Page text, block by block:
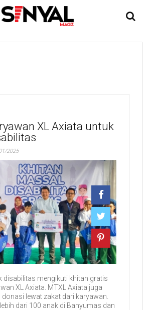
XL Axiata untuk
2025
disabilitas mengikuti khitan gratis
XL Axiata. MTXL Axiata juga
lewat zakat dari karyawan.
dari 100 anak di Banyumas dan